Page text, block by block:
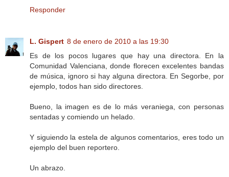
Responder
L. Gispert 8 de enero de 2010 a las 19:30
Es de los pocos lugares que hay una directora. En la
Comunidad Valenciana, donde florecen excelentes bandas
de música, ignoro si hay alguna directora. En Segorbe, por
ejemplo, todos han sido directores.
Bueno, la imagen es de lo más veraniega, con personas
sentadas y comiendo un helado.
Y siguiendo la estela de algunos comentarios, eres todo un
ejemplo del buen reportero.
Un abrazo.